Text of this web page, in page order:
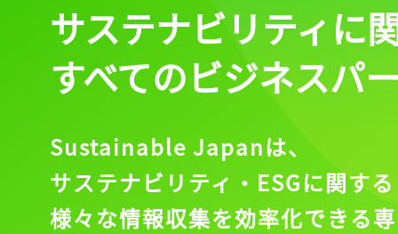
サステナビリティに
すべてのビジネスパ
Sustainable Japanは、
サステナビリティ・ESGに関する
様々な情報収集を効率化できる